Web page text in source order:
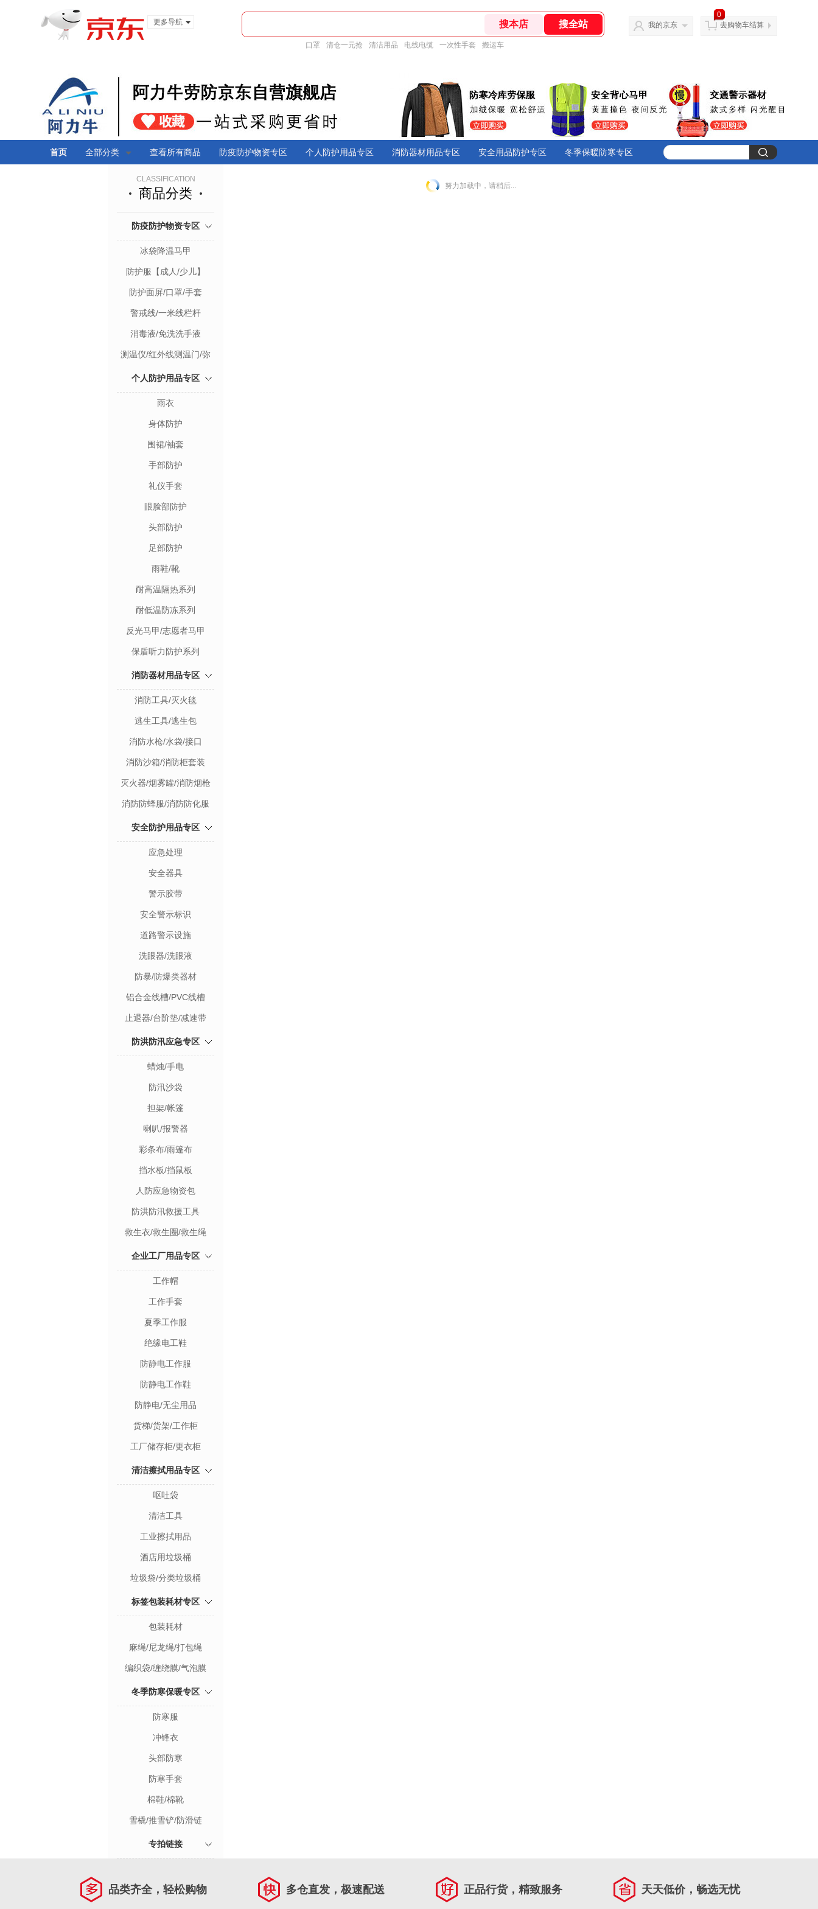
更多导航
口罩 清仓一元抢 清洁用品 电线电缆 一次性手套 搬运车
我的京东
0
去购物车结算
首页 全部分类 查看所有商品 防疫防护物资专区 个人防护用品专区 消防器材用品专区 安全用品防护专区 冬季保暖防寒专区
CLASSIFICATION
商品分类
防疫防护物资专区
冰袋降温马甲
防护服【成人/少儿】
防护面屏/口罩/手套
警戒线/一米线栏杆
消毒液/免洗洗手液
测温仪/红外线测温门/弥
个人防护用品专区
雨衣
身体防护
围裙/袖套
手部防护
礼仪手套
眼脸部防护
头部防护
足部防护
雨鞋/靴
耐高温隔热系列
耐低温防冻系列
反光马甲/志愿者马甲
保盾听力防护系列
消防器材用品专区
消防工具/灭火毯
逃生工具/逃生包
消防水枪/水袋/接口
消防沙箱/消防柜套装
灭火器/烟雾罐/消防烟枪
消防防蜂服/消防防化服
安全防护用品专区
应急处理
安全器具
警示胶带
安全警示标识
道路警示设施
洗眼器/洗眼液
防暴/防爆类器材
铝合金线槽/PVC线槽
止退器/台阶垫/减速带
防洪防汛应急专区
蜡烛/手电
防汛沙袋
担架/帐篷
喇叭/报警器
彩条布/雨篷布
挡水板/挡鼠板
人防应急物资包
防洪防汛救援工具
救生衣/救生圈/救生绳
企业工厂用品专区
工作帽
工作手套
夏季工作服
绝缘电工鞋
防静电工作服
防静电工作鞋
防静电/无尘用品
货梯/货架/工作柜
工厂储存柜/更衣柜
清洁擦拭用品专区
呕吐袋
清洁工具
工业擦拭用品
酒店用垃圾桶
垃圾袋/分类垃圾桶
标签包装耗材专区
包装耗材
麻绳/尼龙绳/打包绳
编织袋/缠绕膜/气泡膜
冬季防寒保暖专区
防寒服
冲锋衣
头部防寒
防寒手套
棉鞋/棉靴
雪橇/推雪铲/防滑链
专拍链接
努力加载中，请稍后...
品类齐全，轻松购物 多仓直发，极速配送 正品行货，精致服务 天天低价，畅选无忧